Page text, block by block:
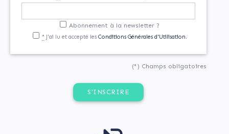
Abonnement à la newsletter ?
* J'ai lu et accepté les Conditions Générales d'Utilisation.
(*) Champs obligatoires